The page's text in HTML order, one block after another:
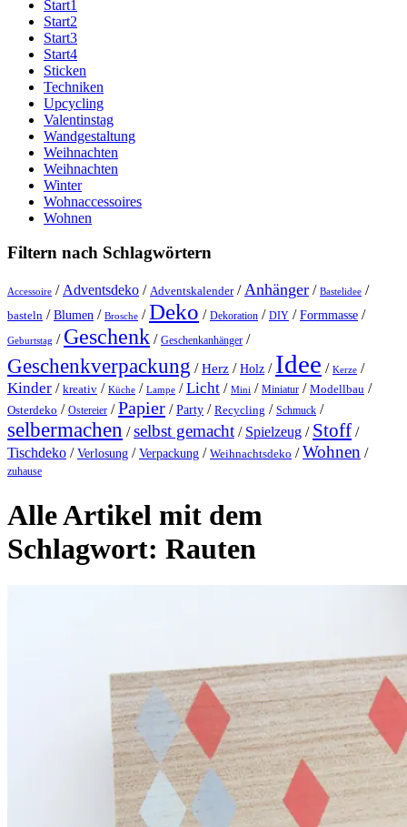
Start1
Start2
Start3
Start4
Sticken
Techniken
Upcycling
Valentinstag
Wandgestaltung
Weihnachten
Weihnachten
Winter
Wohnaccessoires
Wohnen
Filtern nach Schlagwörtern
Accessoire / Adventsdeko / Adventskalender/Anhänger / Bastelidee /
basteln /Blumen / Brosche /Deko / Dekoration / DIY /Formmasse /
Geburtstag / Geschenk / Geschenkanhänger /
Geschenkverpackung /Herz /Holz / Idee / Kerze /
Kinder / kreativ / Küche / Lampe /Licht / Mini / Miniatur / Modellbau /
Osterdeko / Ostereier /Papier /Party / Recycling / Schmuck /
selbermachen /selbst gemacht / Spielzeug / Stoff /
Tischdeko /Verlosung /Verpackung / Weihnachtsdeko /Wohnen /
zuhause
Alle Artikel mit dem
Schlagwort: Rauten